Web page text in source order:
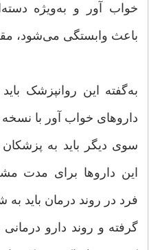
خواب آور و به‌ویژه
باعث وابستگی می‌شود،
به‌گفته این روانپزشک
داروهای خواب آور با
سوی دیگر باید به
این داروها برای مدت
فرد در روند درمان باید به
گرفته و روند دارو درمانی